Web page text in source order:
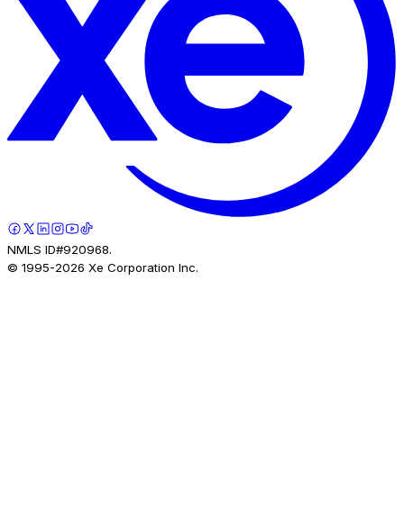
NMLS ID#920968.
© 1995-2026 Xe Corporation Inc.